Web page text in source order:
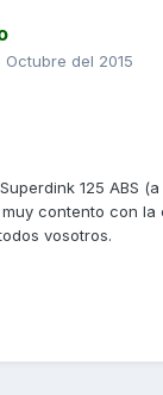
Octubre del 2015
125 ABS
contento con la
vosotros.